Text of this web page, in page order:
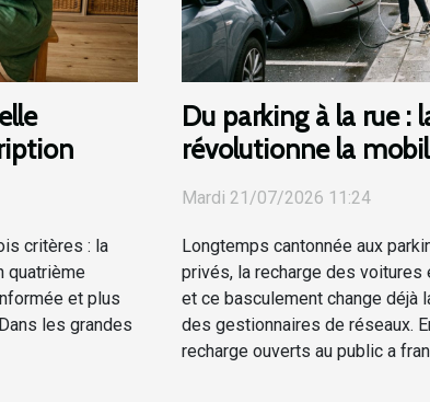
critères : la
quatrième
et plus
les grandes
Du parking à la rue :
révolutionne la
Mardi 21/07/2026 11:24
Longtemps cantonnée aux
privés, la recharge des
et ce basculement change déjà
des gestionnaires de réseaux.
recharge ouverts au public a